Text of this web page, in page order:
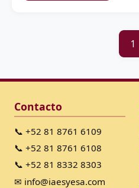
1
Contacto
📞 +52 81 8761 6109
📞 +52 81 8761 6108
📞 +52 81 8332 8303
✉ info@iaesyesa.com